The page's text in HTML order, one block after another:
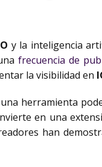
y la inteligencia
frecuencia de
la visibilidad en
herramienta
en una
han